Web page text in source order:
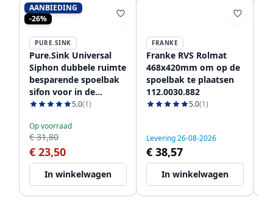
AANBIEDING
-26%
PURE.SINK
Pure.Sink Universal
Siphon dubbele ruimte
besparende spoelbak
sifon voor in de
keuken met 2
aansluitingen WSTDSI-
32
5.0(1)
Op voorraad
€ 31,80
€ 23,50
In winkelwagen
FRANKE
Franke RVS Rolmat
468x420mm om op de
spoelbak te plaatsen
112.0030.882
5.0(1)
Levering 26-08-2026
€ 38,57
In winkelwagen